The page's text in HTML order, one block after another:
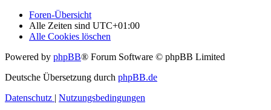
Foren-Übersicht
Alle Zeiten sind UTC+01:00
Alle Cookies löschen
Powered by phpBB® Forum Software © phpBB Limited
Deutsche Übersetzung durch phpBB.de
Datenschutz | Nutzungsbedingungen